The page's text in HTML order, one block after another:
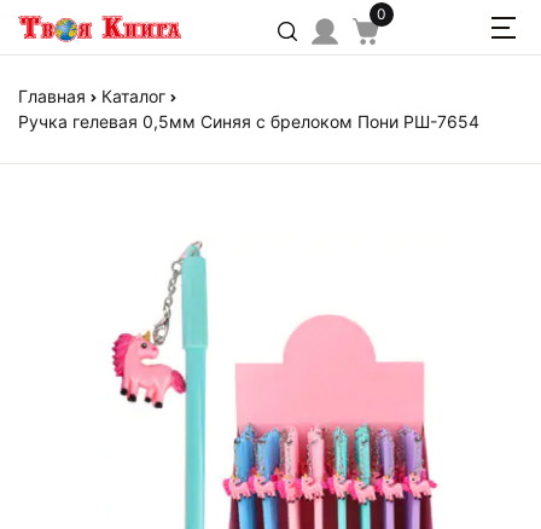
0
Главная
Каталог
Ручка гелевая 0,5мм Синяя с брелоком Пони РШ-7654